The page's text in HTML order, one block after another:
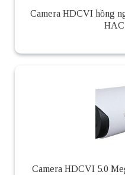
Camera HDCVI hồng
Camera HDCVI 5.0